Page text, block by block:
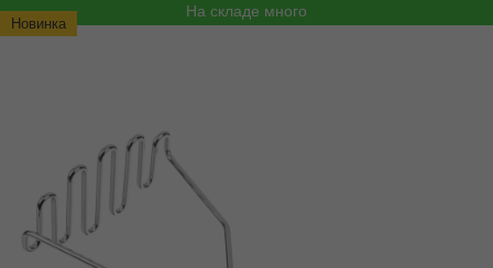
Новинка
На складе много